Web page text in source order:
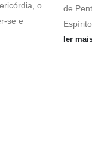
o
se e
de
ler